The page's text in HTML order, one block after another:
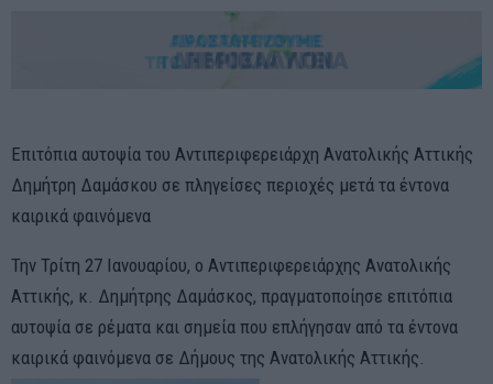
Επιτόπια αυτοψία του Αντιπεριφερειάρχη Ανατολικής Αττικής
Δημήτρη Δαμάσκου σε πληγείσες περιοχές μετά τα έντονα
καιρικά φαινόμενα
Την Τρίτη 27 Ιανουαρίου, ο Αντιπεριφερειάρχης Ανατολικής
Αττικής, κ. Δημήτρης Δαμάσκος, πραγματοποίησε επιτόπια
αυτοψία σε ρέματα και σημεία που επλήγησαν από τα έντονα
καιρικά φαινόμενα σε Δήμους της Ανατολικής Αττικής.